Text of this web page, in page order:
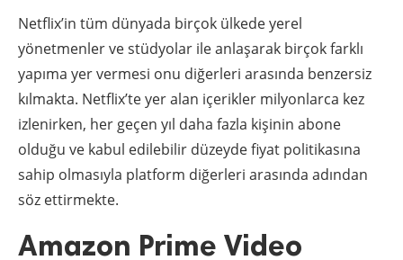
Netflix’in tüm dünyada birçok ülkede yerel
yönetmenler ve stüdyolar ile anlaşarak birçok farklı
yapıma yer vermesi onu diğerleri arasında benzersiz
kılmakta. Netflix’te yer alan içerikler milyonlarca kez
izlenirken, her geçen yıl daha fazla kişinin abone
olduğu ve kabul edilebilir düzeyde fiyat politikasına
sahip olmasıyla platform diğerleri arasında adından
söz ettirmekte.
Amazon Prime Video